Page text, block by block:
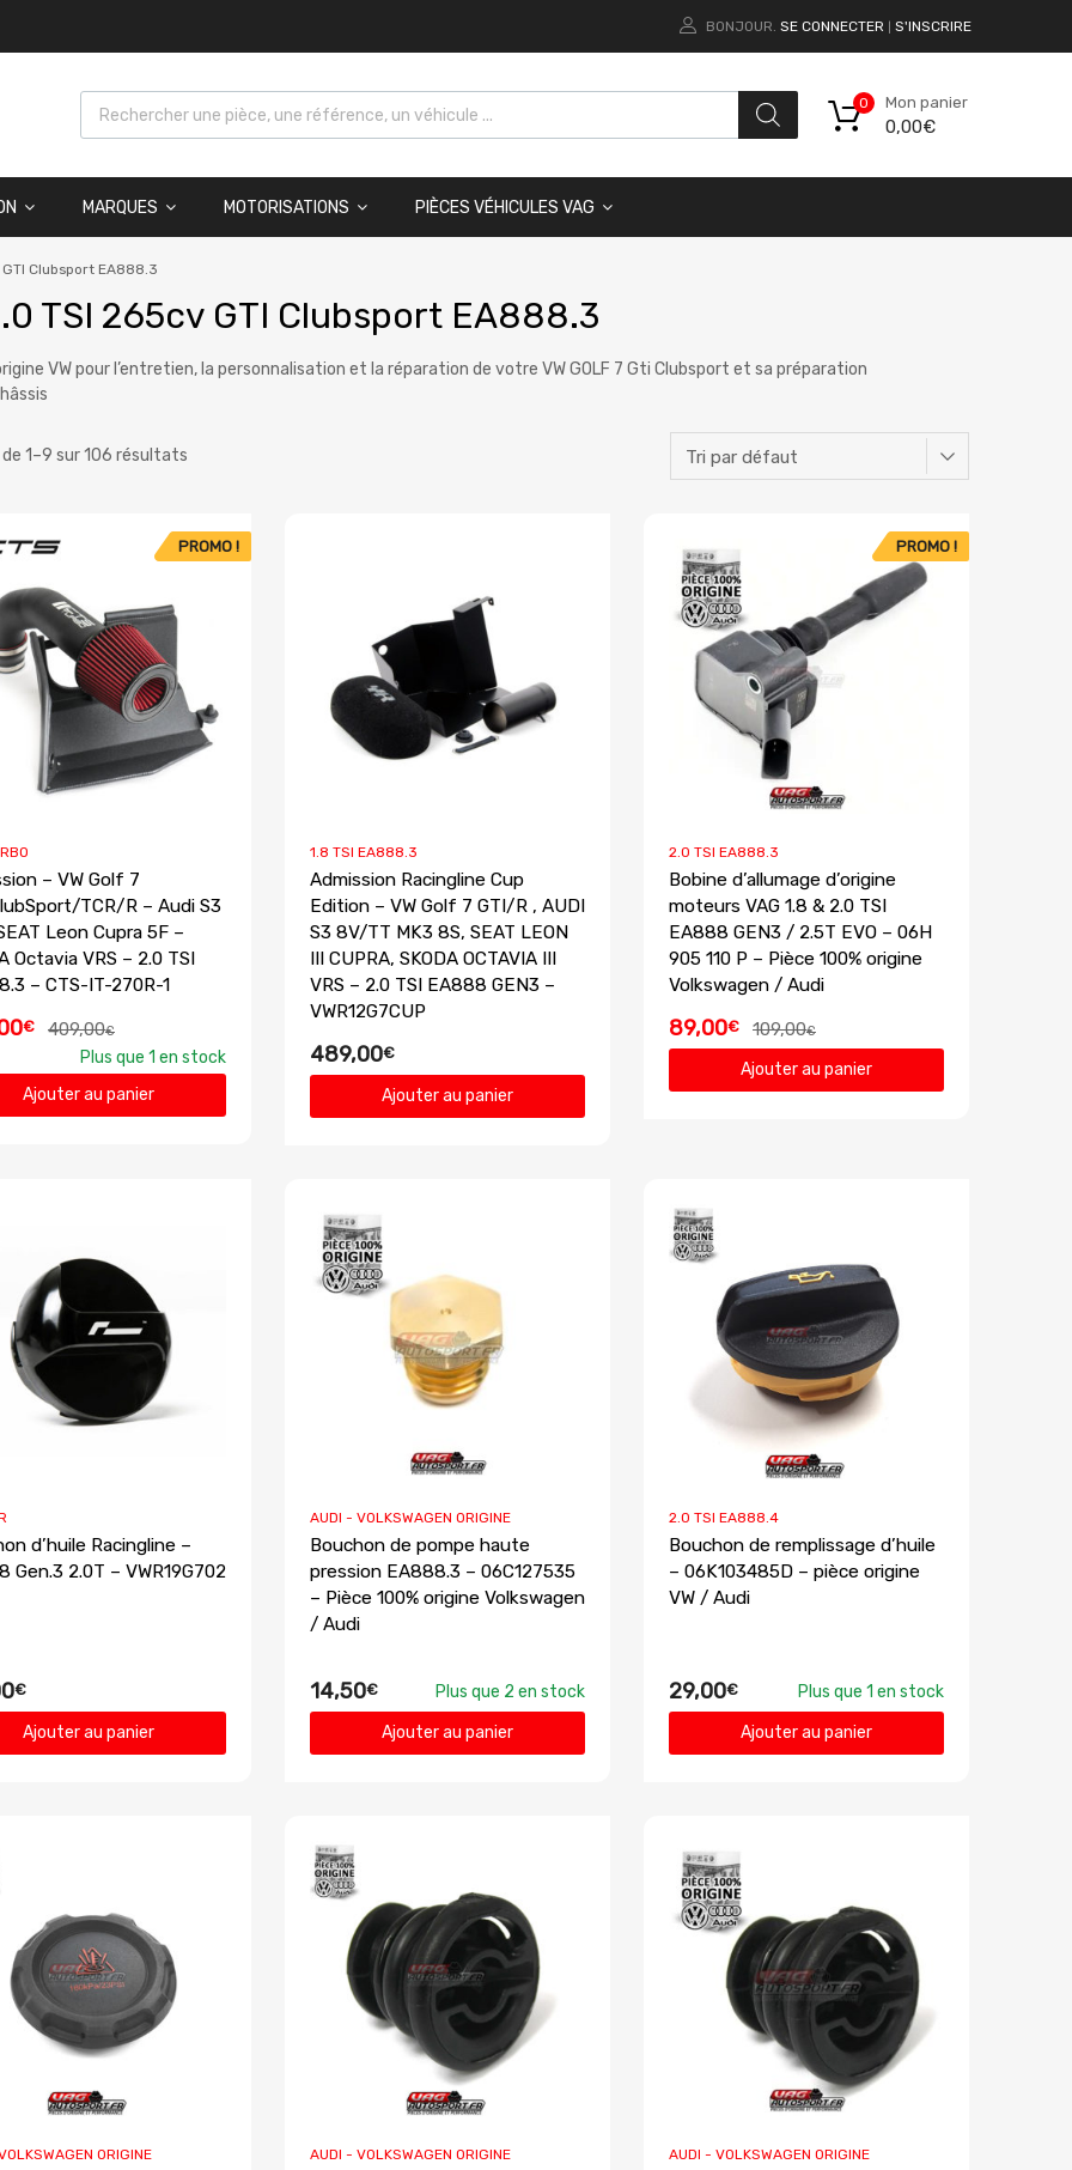
BONJOUR. SE CONNECTER S'INSCRIRE
Mon panier
0,00€
0
MARQUES MOTORISATIONS PIÈCES VÉHICULES VAG
Clubsport EA888.3
TSI 265cv GTI Clubsport EA888.3
VW pour l’entretien, la personnalisation et la réparation de votre VW GOLF 7 Gti Clubsport et sa préparation
1–9 sur 106 résultats
PROMO !
– VW Golf 7
TCR/R – Audi S3
Leon Cupra 5F –
Octavia VRS – 2.0 TSI
– CTS-IT-270R-1
409,00€
€
Plus que 1 en stock
Ajouter au panier
1.8 TSI EA888.3
Admission Racingline Cup
Edition – VW Golf 7 GTI/R , AUDI
S3 8V/TT MK3 8S, SEAT LEON
III CUPRA, SKODA OCTAVIA III
VRS – 2.0 TSI EA888 GEN3 –
VWR12G7CUP
489,00€
Ajouter au panier
PROMO !
2.0 TSI EA888.3
Bobine d’allumage d’origine
moteurs VAG 1.8 & 2.0 TSI
EA888 GEN3 / 2.5T EVO – 06H
905 110 P – Pièce 100% origine
Volkswagen / Audi
109,00€
89,00€
Ajouter au panier
d’huile Racingline –
Gen.3 2.0T – VWR19G702
€
Ajouter au panier
AUDI - VOLKSWAGEN ORIGINE
Bouchon de pompe haute
pression EA888.3 – 06C127535
– Pièce 100% origine Volkswagen
/ Audi
14,50€
Plus que 2 en stock
Ajouter au panier
2.0 TSI EA888.4
Bouchon de remplissage d’huile
– 06K103485D – pièce origine
VW / Audi
29,00€
Plus que 1 en stock
Ajouter au panier
ORIGINE AUDI - VOLKSWAGEN ORIGINE AUDI - VOLKSWAGEN ORIGINE